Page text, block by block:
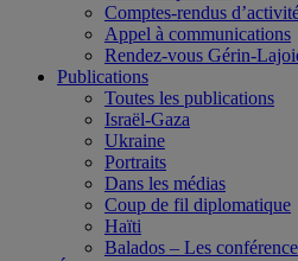
Comptes-rendus
Appel à communications
Rendez-vous Gérin-
Publications
Toutes les publications
Israël-Gaza
Ukraine
Portraits
Dans les médias
Coup de fil diplomatique
Haïti
Balados – Les